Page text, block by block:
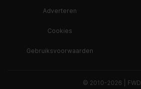
Adverteren
Cookies
Gebruiksvoorwaarden
© 2010-2026 | FWD